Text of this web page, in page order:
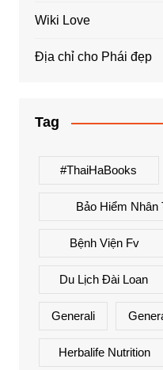
Wiki Love
Địa chỉ cho Phái đẹp
Tag
#ThaiHaBooks
Bảo Hiểm Nhân
Bệnh Viện Fv
Du Lịch Đài Loan
Generali
Herbalife Nutrition